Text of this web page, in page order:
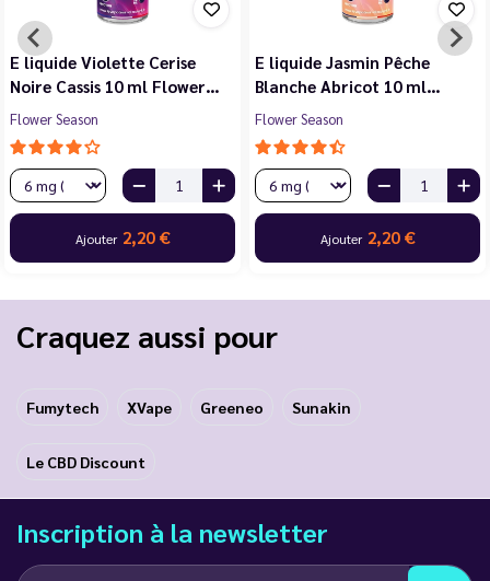
E liquide Violette Cerise
Noire Cassis 10 ml Flower…
Flower Season
Ajouter 2,20 €
E liquide Jasmin Pêche
Blanche Abricot 10 ml…
Flower Season
Ajouter 2,20 €
Craquez aussi pour
Fumytech XVape Greeneo Sunakin
Le CBD Discount
Inscription à la newsletter